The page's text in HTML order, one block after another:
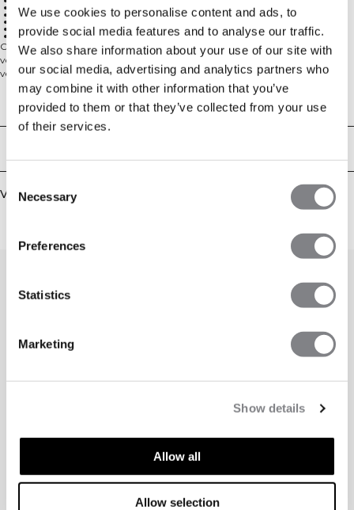
We use cookies to personalise content and ads, to
provide social media features and to analyse our traffic.
We also share information about your use of our site with
our social media, advertising and analytics partners who
may combine it with other information that you’ve
provided to them or that they’ve collected from your use
of their services.
Selection
Necessary
Preferences
Statistics
Marketing
Show details
Allow all
Allow selection
ICIW-trekkoord in de taille
Squat-proof
Geschikt voor alle soorten work-outs
Duurzaam en elastisch materiaal
Verkrijgbaar in verschillende kleuren
Onze Classic-serie heeft een tijdloos en subtiel ontwerp, ideaal als basisstuk
voor je outfit. De nieuwe stof die in alle Classic tights, shorts en sport-bh's is
verwerkt, biedt comfort en zachtheid, terwijl alles op zijn plek blijft zonder te
strak aan te voelen. De Classic-collectie is geschikt voor alle soorten work-outs.
Verkrijgbaar in verschillende kleuren.
77% polyamide, 23% elastaan
Technische aspecten
Vergelijkbare producten